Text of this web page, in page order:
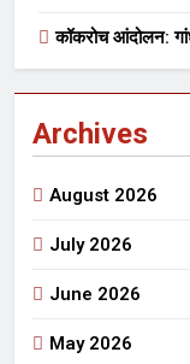
कॉकरोच आंदोलन:
Archives
August 2026
July 2026
June 2026
May 2026